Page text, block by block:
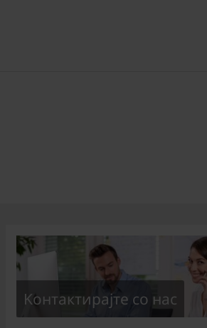
Kонтактирајте со нас